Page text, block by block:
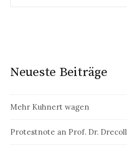
Neueste Beiträge
Mehr Kuhnert wagen
Protestnote an Prof. Dr. Drecoll